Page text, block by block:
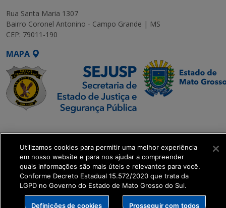
Rua Santa Maria 1307
Bairro Coronel Antonino - Campo Grande | MS
CEP: 79011-190
MAPA
Transformação Digital
get_footer();
Utilizamos cookies para permitir uma melhor experiência
em nosso website e para nos ajudar a compreender
quais informações são mais úteis e relevantes para você.
Conforme Decreto Estadual 15.572/2020 que trata da
LGPD no Governo do Estado de Mato Grosso do Sul.
Definições de cookies Prosseguir com todos